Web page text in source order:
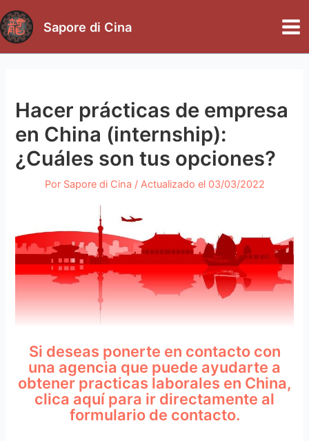
al
contenido
Sapore di Cina
Hacer prácticas de empresa
en China (internship):
¿Cuáles son tus opciones?
Por Sapore di Cina / Actualizado el 03/03/2022
Si deseas ponerte en contacto con
una agencia que puede ayudarte a
obtener practicas laborales en China,
clica aquí para ir directamente al
formulario de contacto.